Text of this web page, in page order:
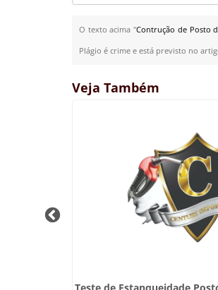
O texto acima "Contrução de Posto
Plágio é crime e está previsto no
Veja Também
Teste de Estanqueidade